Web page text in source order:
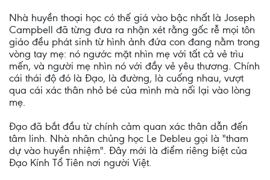
Nhà huyền thoại học có thế giá vào bậc nhất là Joseph
Campbell đã từng đưa ra nhận xét rằng gốc rễ mọi tôn
giáo đều phát sinh từ hình ảnh đứa con đang nằm trong
vòng tay mẹ: nó ngước mặt nhìn mẹ với tất cả vẻ trìu
mến, và người mẹ nhìn nó với đầy vẻ yêu thương. Chính
cái thái độ đó là Đạo, là đường, là cuống nhau, vượt
qua cái xác thân nhỏ bé của mình mà nối lại vào lòng
mẹ.
Đạo đã bắt đầu từ chính cảm quan xác thân dẫn đến
tâm linh. Nhà nhân chủng học Le Debleu gọi là "tham
dự vào huyền nhiệm". Đây mới là điểm riêng biệt của
Đạo Kính Tổ Tiên nơi người Việt.